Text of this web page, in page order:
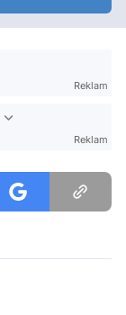
Reklam
Reklam